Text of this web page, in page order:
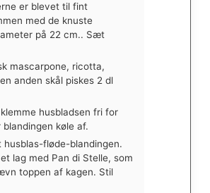
er blevet til fint
med de knuste
på 22 cm.. Sæt
mascarpone, ricotta,
anden skål piskes 2 dl
husbladsen fri for
køle af.
husblas-fløde-blandingen.
lag med Pan di Stelle, som
toppen af kagen. Stil